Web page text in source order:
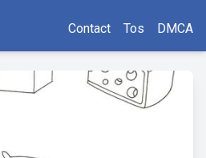
Contact Tos DMCA